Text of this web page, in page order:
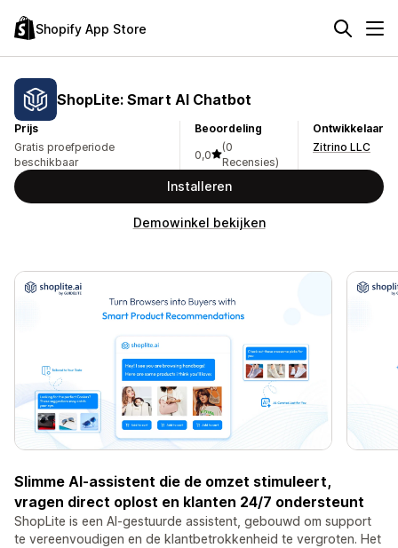
Shopify App Store
ShopLite: Smart AI Chatbot
Prijs
Gratis proefperiode
beschikbaar
Beoordeling
0,0
(0
Recensies)
Ontwikkelaar
Zitrino LLC
Installeren
Demowinkel bekijken
Slimme AI-assistent die de omzet stimuleert,
vragen direct oplost en klanten 24/7 ondersteunt
ShopLite is een AI-gestuurde assistent, gebouwd om support
te vereenvoudigen en de klantbetrokkenheid te vergroten. Het